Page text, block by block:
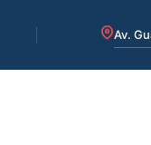
Av.